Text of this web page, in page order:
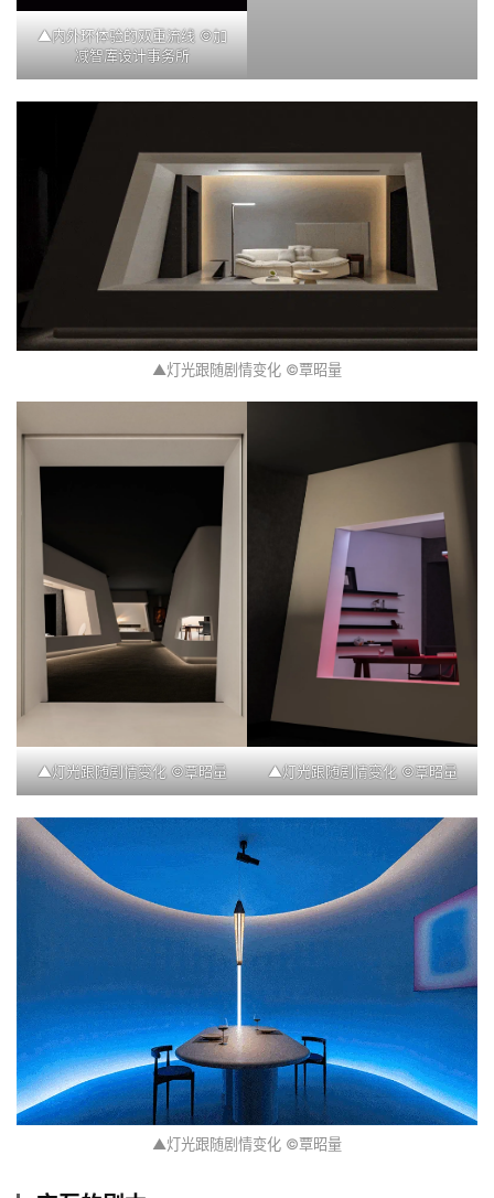
首
页
快
讯
工
作
▲内外环体验的双重流线 ©加
减智库设计事务所
▲灯光跟随剧情变化 ©覃昭量
▲灯光跟随剧情变化 ©覃昭量 ▲灯光跟随剧情变化 ©覃昭量
▲灯光跟随剧情变化 ©覃昭量